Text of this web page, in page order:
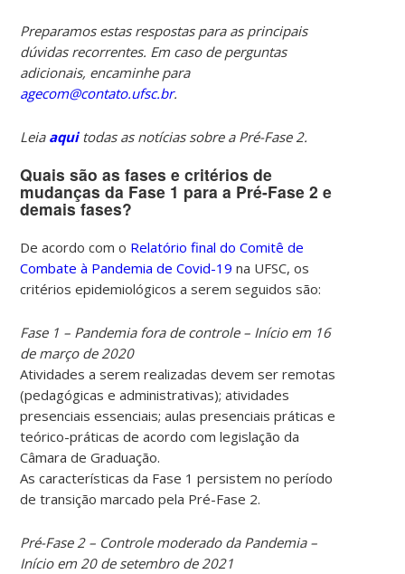
Preparamos estas respostas para as principais
dúvidas recorrentes. Em caso de perguntas
adicionais, encaminhe para
agecom@contato.ufsc.br.
Leia aquitodas as notícias sobre a Pré-Fase 2.
Quais são as fases e critérios de
mudanças da Fase 1 para a Pré-Fase 2 e
demais fases?
De acordo com o Relatório final do Comitê de
Combate à Pandemia de Covid-19 na UFSC, os
critérios epidemiológicos a serem seguidos são:
Fase 1 – Pandemia fora de controle – Início em 16
de março de 2020
Atividades a serem realizadas devem ser remotas
(pedagógicas e administrativas); atividades
presenciais essenciais; aulas presenciais práticas e
teórico-práticas de acordo com legislação da
Câmara de Graduação.
As características da Fase 1 persistem no período
de transição marcado pela Pré-Fase 2.
Pré-Fase 2 – Controle moderado da Pandemia –
Início em 20 de setembro de 2021